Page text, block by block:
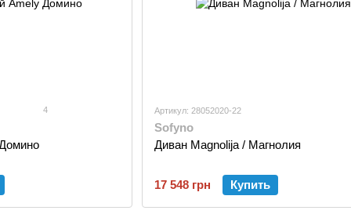
4 Артикул: 28052020-22
Sofyno
Диван Magnolija / Магнолия
17 548 грн Купить